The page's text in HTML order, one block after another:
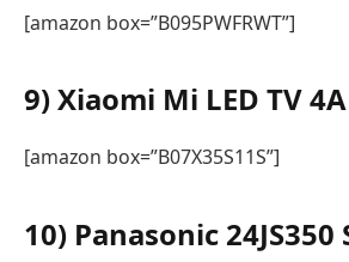
[amazon box=”B095PWFRWT”]
9) Xiaomi Mi LED TV
[amazon box=”B07X35S11S”]
10) Panasonic